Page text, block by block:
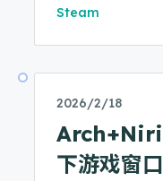
Steam
2026/2/18
Arch+Niri
下游戏窗